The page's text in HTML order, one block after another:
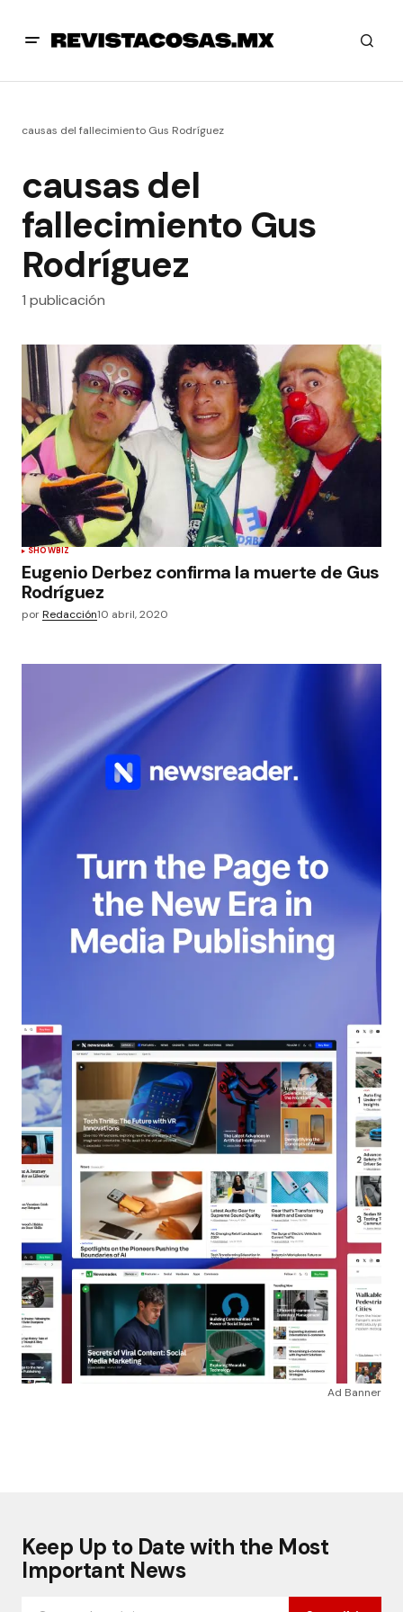
causas del fallecimiento Gus Rodríguez
causas del
fallecimiento Gus
Rodríguez
1 publicación
SHOWBIZ
Eugenio Derbez confirma la muerte de Gus
Rodríguez
porRedacción10 abril, 2020
Ad Banner
Keep Up to Date with the Most
Important News